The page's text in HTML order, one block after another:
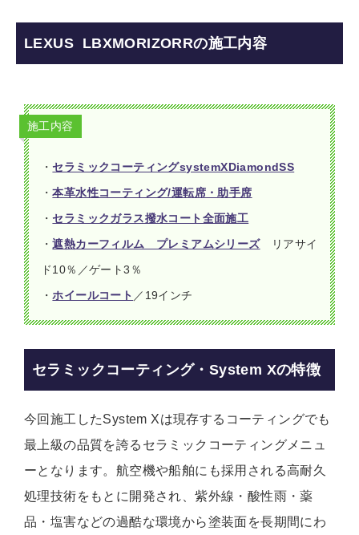
LEXUS LBXMORIZORRの施工内容
施工内容
・セラミックコーティングsystemXDiamondSS
・本革水性コーティング/運転席・助手席
・セラミックガラス撥水コート全面施工
・遮熱カーフィルム プレミアムシリーズリアサイ
ド10％／ゲート3％
・ホイールコート ／19インチ
セラミックコーティング・System Xの特徴
今回施工したSystem Xは現存するコーティングでも
最上級の品質を誇るセラミックコーティングメニュ
ーとなります。航空機や船舶にも採用される高耐久
処理技術をもとに開発され、紫外線・酸性雨・薬
品・塩害などの過酷な環境から塗装面を長期間にわ